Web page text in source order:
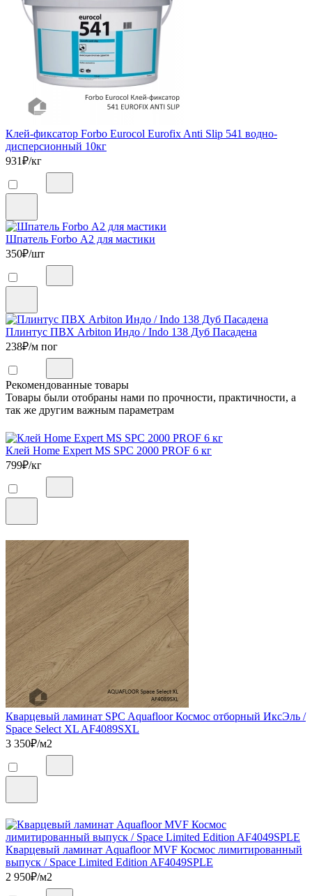
Клей-фиксатор Forbo Eurocol Eurofix Anti Slip 541 водно-
дисперсионный 10кг
931₽/кг
Шпатель Forbo А2 для мастики
350₽/шт
Плинтус ПВХ Arbiton Индо / Indo 138 Дуб Пасадена
238₽/м пог
Рекомендованные товары
Товары были отобраны нами по прочности, практичности, а
так же другим важным параметрам
Клей Home Expert MS SPC 2000 PROF 6 кг
799₽/кг
Кварцевый ламинат SPC Aquafloor Космос отборный ИксЭль /
Space Select XL AF4089SXL
3 350₽/м2
Кварцевый ламинат Aquafloor MVF Космос лимитированный
выпуск / Space Limited Edition AF4049SPLE
2 950₽/м2